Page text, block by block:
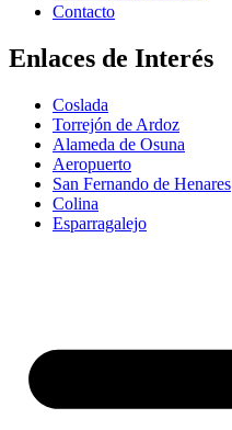
Contacto
Enlaces de Interés
Coslada
Torrejón de Ardoz
Alameda de Osuna
Aeropuerto
San Fernando de Henares
Colina
Esparragalejo